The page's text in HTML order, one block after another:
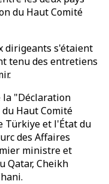
du Haut Comité
dirigeants s'étaient
tenu des entretiens
la "Déclaration
Haut Comité
Türkiye et l'État du
des Affaires
ministre et
Qatar, Cheikh